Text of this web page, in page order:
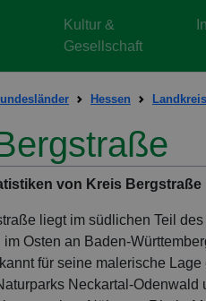
Kultur &
Gesellschaft
Hessen
von Kreis Bergstraße
liegt im südlichen Teil
Osten an Baden-
für seine malerische
Neckartal-